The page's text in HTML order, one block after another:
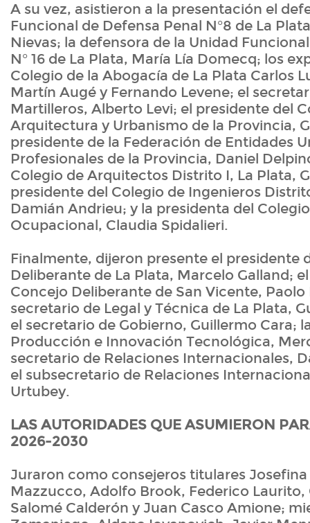
A su vez, asistieron a la presentación el
Funcional de Defensa Penal N°8 de La
Nievas; la defensora de la Unidad
N° 16 de La Plata, María Lía Domecq; los
Colegio de la Abogacía de La Plata Carlos
Martín Augé y Fernando Levene; el
Martilleros, Alberto Levi; el presidente del
Arquitectura y Urbanismo de la Provincia,
presidente de la Federación de Entidades
Profesionales de la Provincia, Daniel
Colegio de Arquitectos Distrito I, La Plata,
presidente del Colegio de Ingenieros
Damián Andrieu; y la presidenta del
Ocupacional, Claudia Spidalieri.
Finalmente, dijeron presente el presidente
Deliberante de La Plata, Marcelo Galland;
Concejo Deliberante de San Vicente, Paolo
secretario de Legal y Técnica de La Plata,
el secretario de Gobierno, Guillermo Cara;
Producción e Innovación Tecnológica,
secretario de Relaciones Internacionales,
el subsecretario de Relaciones
Urtubey.
LAS AUTORIDADES QUE ASUMIERON
2026-2030
Juraron como consejeros titulares Josefina
Mazzucco, Adolfo Brook, Federico
Salomé Calderón y Juan Casco Amione;